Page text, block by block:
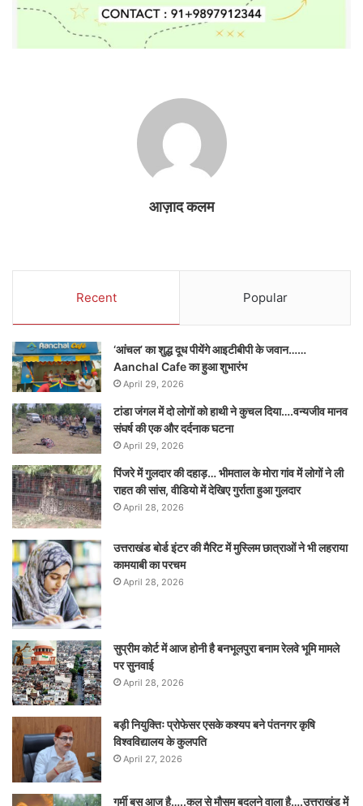
आज़ाद कलम
Recent Popular
‘आंचल’ का शुद्ध दूध पीयेंगे आइटीबीपी के जवान……
Aanchal Cafe का हुआ शुभारंभ
April 29, 2026
टांडा जंगल में दो लोगों को हाथी ने कुचल दिया….वन्यजीव मानव
संघर्ष की एक और दर्दनाक घटना
April 29, 2026
पिंजरे में गुलदार की दहाड़… भीमताल के मोरा गांव में लोगों ने ली
राहत की सांस, वीडियो में देखिए गुर्राता हुआ गुलदार
April 28, 2026
उत्तराखंड बोर्ड इंटर की मैरिट में मुस्लिम छात्राओं ने भी लहराया
कामयाबी का परचम
April 28, 2026
सुप्रीम कोर्ट में आज होनी है बनभूलपुरा बनाम रेलवे भूमि मामले
पर सुनवाई
April 28, 2026
बड़ी नियुक्तिः प्रोफेसर एसके कश्यप बने पंतनगर कृषि
विश्वविद्यालय के कुलपति
April 27, 2026
गर्मी बस आज है…..कल से मौसम बदलने वाला है….उत्तराखंड में